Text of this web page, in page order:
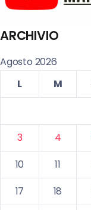
ARCHIVIO
Agosto 2026
L
M
3
4
10
11
17
18